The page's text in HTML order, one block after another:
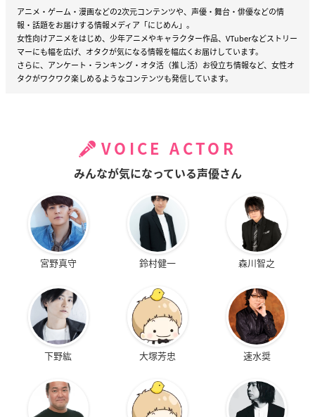
アニメ・ゲーム・漫画などの2次元コンテンツや、声優・舞台・俳優などの情
報・話題をお届けする情報メディア「にじめん」。
女性向けアニメをはじめ、少年アニメやキャラクター作品、VTuberなどストリー
マーにも幅を広げ、オタクが気になる情報を幅広くお届けしています。
さらに、アンケート・ランキング・オタ活（推し活）お役立ち情報など、女性オ
タクがワクワク楽しめるようなコンテンツも発信しています。
VOICE ACTOR
みんなが気になっている声優さん
宮野真守 鈴村健一 森川智之
下野紘 大塚芳忠 速水奨